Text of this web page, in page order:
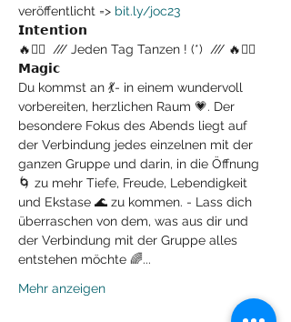
veröffentlicht => bit.ly/joc23
𝗜𝗻𝘁𝗲𝗻𝘁𝗶𝗼𝗻
🔥❤‍💃  /// Jeden Tag Tanzen ! (*)  /// 🔥❤‍💃
𝗠𝗮𝗴𝗶𝗰
Du kommst an 💃- in einem wundervoll
vorbereiten, herzlichen Raum 💗. Der
besondere Fokus des Abends liegt auf
der Verbindung jedes einzelnen mit der
ganzen Gruppe und darin, in die Öffnung
🌀 zu mehr Tiefe, Freude, Lebendigkeit
und Ekstase 🌊 zu kommen. - Lass dich
überraschen von dem, was aus dir und
der Verbindung mit der Gruppe alles
entstehen möchte 🌈...
Mehr anzeigen